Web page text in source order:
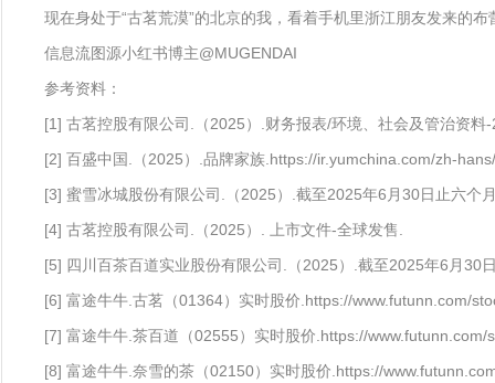
现在身处于“古茗荒漠”的北京的我，看着手机里浙江朋友发来的
信息流图源小红书博主@MUGENDAI
参考资料：
[1] 古茗控股有限公司.（2025）.财务报表/环境、社会及管治资料
[2] 百盛中国.（2025）.品牌家族.https://ir.yumchina.com/zh-
[3] 蜜雪冰城股份有限公司.（2025）.截至2025年6月30日止六个
[4] 古茗控股有限公司.（2025）. 上市文件-全球发售.
[5] 四川百茶百道实业股份有限公司.（2025）.截至2025年6月30
[6] 富途牛牛.古茗（01364）实时股价.https://www.futunn.com/
[7] 富途牛牛.茶百道（02555）实时股价.https://www.futunn.com/
[8] 富途牛牛.奈雪的茶（02150）实时股价.https://